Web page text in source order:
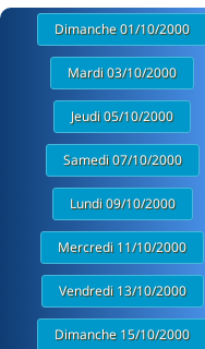
Dimanche 01/10/2000
Mardi 03/10/2000
Jeudi 05/10/2000
Samedi 07/10/2000
Lundi 09/10/2000
Mercredi 11/10/2000
Vendredi 13/10/2000
Dimanche 15/10/2000